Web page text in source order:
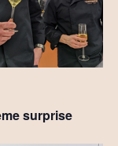
surprise